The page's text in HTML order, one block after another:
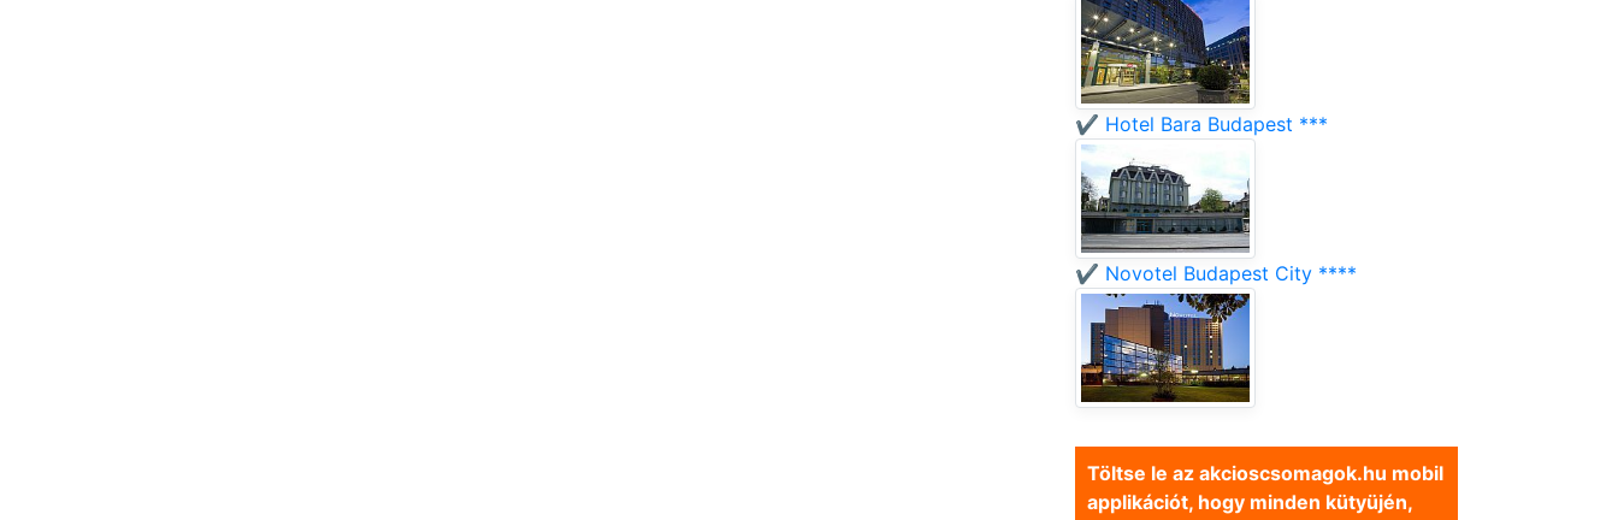
✔️ Hotel Bara Budapest ***
✔️ Novotel Budapest City ****
Töltse le az akcioscsomagok.hu mobil
applikációt, hogy minden kütyüjén,